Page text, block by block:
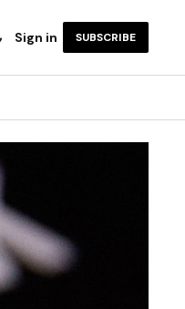
Sign in SUBSCRIBE